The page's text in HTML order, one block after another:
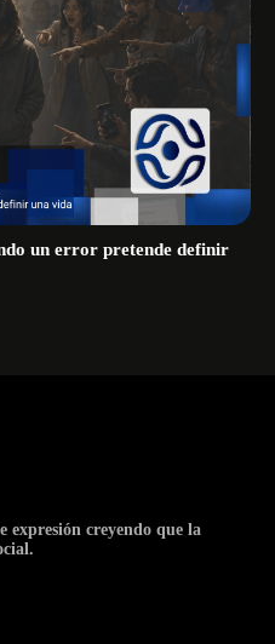
un error pretende definir
expresión creyendo que la